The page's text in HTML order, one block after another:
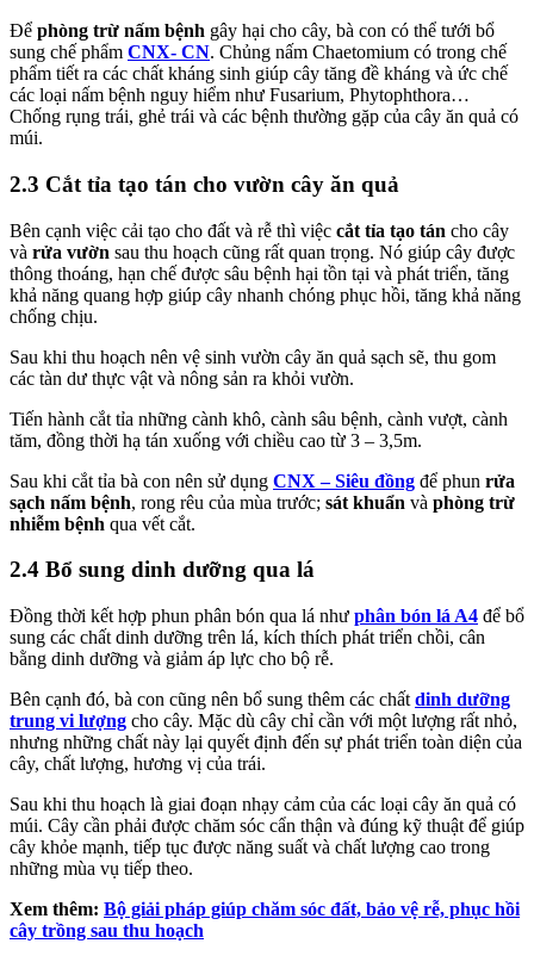
Để phòng trừ nấm bệnh gây hại cho cây, bà con có thể tưới bổ
sung chế phẩm CNX- CN. Chủng nấm Chaetomium có trong chế
phẩm tiết ra các chất kháng sinh giúp cây tăng đề kháng và ức chế
các loại nấm bệnh nguy hiểm như Fusarium, Phytophthora…
Chống rụng trái, ghẻ trái và các bệnh thường gặp của cây ăn quả có
múi.
2.3 Cắt tỉa tạo tán cho vườn cây ăn quả
Bên cạnh việc cải tạo cho đất và rễ thì việc cắt tỉa tạo tán cho cây
và rửa vườn sau thu hoạch cũng rất quan trọng. Nó giúp cây được
thông thoáng, hạn chế được sâu bệnh hại tồn tại và phát triển, tăng
khả năng quang hợp giúp cây nhanh chóng phục hồi, tăng khả năng
chống chịu.
Sau khi thu hoạch nên vệ sinh vườn cây ăn quả sạch sẽ, thu gom
các tàn dư thực vật và nông sản ra khỏi vườn.
Tiến hành cắt tỉa những cành khô, cành sâu bệnh, cành vượt, cành
tăm, đồng thời hạ tán xuống với chiều cao từ 3 – 3,5m.
Sau khi cắt tỉa bà con nên sử dụng CNX – Siêu đồng để phun rửa
sạch nấm bệnh, rong rêu của mùa trước; sát khuẩn và phòng trừ
nhiễm bệnh qua vết cắt.
2.4 Bổ sung dinh dưỡng qua lá
Đồng thời kết hợp phun phân bón qua lá như phân bón lá A4 để bổ
sung các chất dinh dưỡng trên lá, kích thích phát triển chồi, cân
bằng dinh dưỡng và giảm áp lực cho bộ rễ.
Bên cạnh đó, bà con cũng nên bổ sung thêm các chất dinh dưỡng
trung vi lượng cho cây. Mặc dù cây chỉ cần với một lượng rất nhỏ,
nhưng những chất này lại quyết định đến sự phát triển toàn diện của
cây, chất lượng, hương vị của trái.
Sau khi thu hoạch là giai đoạn nhạy cảm của các loại cây ăn quả có
múi. Cây cần phải được chăm sóc cẩn thận và đúng kỹ thuật để giúp
cây khỏe mạnh, tiếp tục được năng suất và chất lượng cao trong
những mùa vụ tiếp theo.
Xem thêm: Bộ giải pháp giúp chăm sóc đất, bảo vệ rễ, phục hồi
cây trồng sau thu hoạch